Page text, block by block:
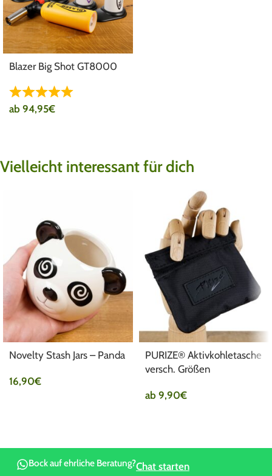
Blazer Big Shot GT8000
ab 94,95€
Vielleicht interessant für dich
Novelty Stash Jars – Panda
16,90€
PURIZE® Aktivkohletasche
versch. Größen
ab 9,90€
Bock auf ehrliche Beratung?Chat starten